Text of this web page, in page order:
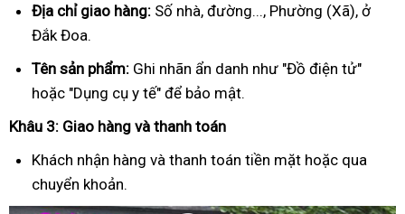
Địa chỉ giao hàng: Số nhà, đường..., Phường (Xã), ở
Đắk Đoa.
Tên sản phẩm: Ghi nhãn ẩn danh như "Đồ điện tử"
hoặc "Dụng cụ y tế" để bảo mật.
Khâu 3: Giao hàng và thanh toán
Khách nhận hàng và thanh toán tiền mặt hoặc qua
chuyển khoản.